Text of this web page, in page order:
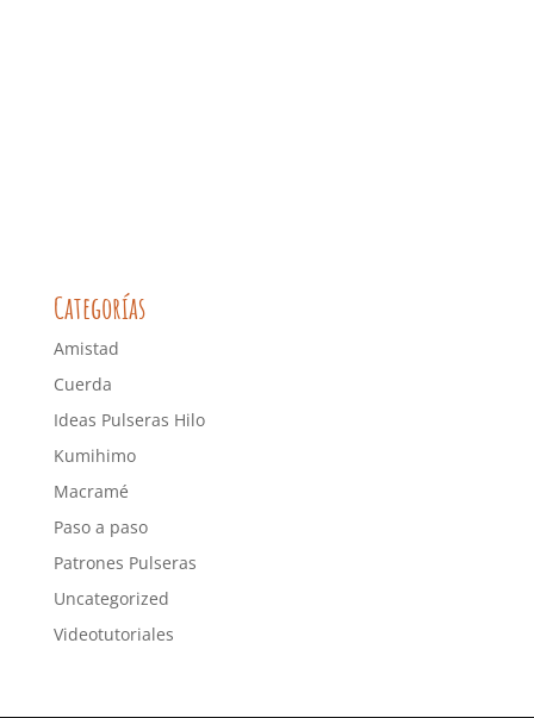
Categorías
Amistad
Cuerda
Ideas Pulseras Hilo
Kumihimo
Macramé
Paso a paso
Patrones Pulseras
Uncategorized
Videotutoriales